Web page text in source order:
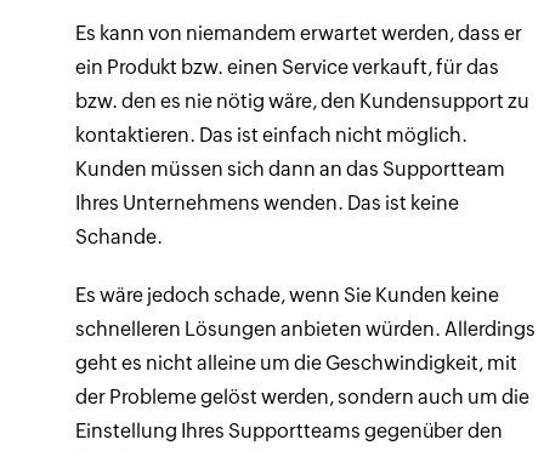
Es kann von niemandem erwartet werden, dass er
ein Produkt bzw. einen Service verkauft, für das
bzw. den es nie nötig wäre, den Kundensupport zu
kontaktieren. Das ist einfach nicht möglich.
Kunden müssen sich dann an das Supportteam
Ihres Unternehmens wenden. Das ist keine
Schande.
Es wäre jedoch schade, wenn Sie Kunden keine
schnelleren Lösungen anbieten würden. Allerdings
geht es nicht alleine um die Geschwindigkeit, mit
der Probleme gelöst werden, sondern auch um die
Einstellung Ihres Supportteams gegenüber den